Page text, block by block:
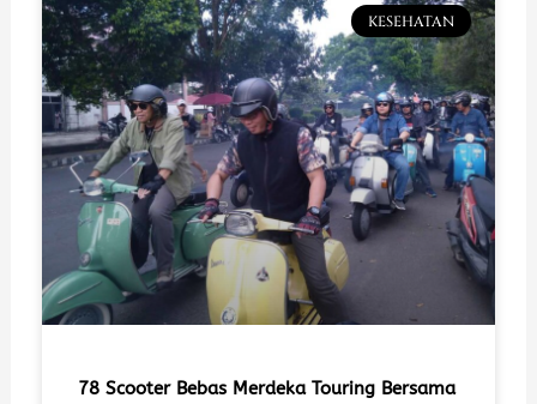
KESEHATAN
78 Scooter Bebas Merdeka Touring Bersama